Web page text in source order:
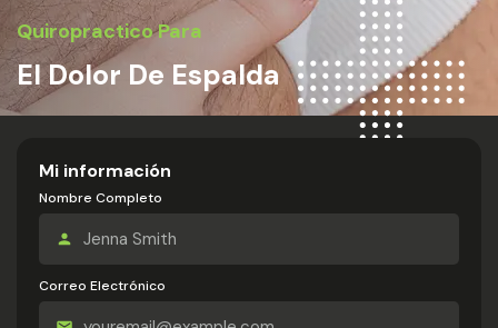
Quiropractico Para
El Dolor De Espalda
Mi información
Nombre Completo
Correo Electrónico